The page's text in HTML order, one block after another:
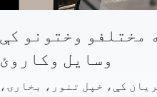
مختلفو وختونو کې
وسایل وکاروئ
کې، خپل تنور، بخارۍ،